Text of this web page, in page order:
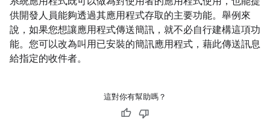
供開發人員能夠透過其應用程式存取的主要功能。舉例來
說，如果您想讓應用程式傳送簡訊，就不必自行建構這項功
能。您可以改為叫用已安裝的簡訊應用程式，藉此傳送訊息
給指定的收件者。
這對你有幫助嗎？